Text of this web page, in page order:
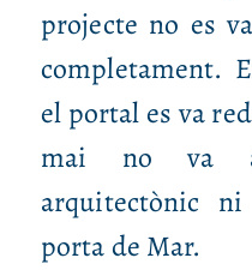
projecte no es
completament.
el portal es va
mai no va
arquitectònic
porta de Mar.